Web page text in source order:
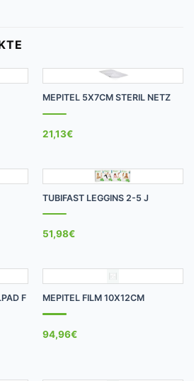
MEPITEL 5X7CM STERIL NETZ
21,13€
TUBIFAST LEGGINS 2-5 J
51,98€
F
MEPITEL FILM 10X12CM
94,96€